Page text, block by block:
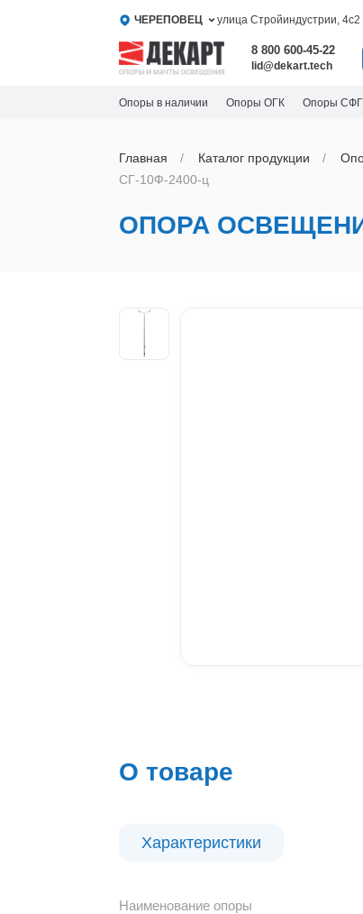
ЧЕРЕПОВЕЦ улица Стройиндустрии, 4с2
8 800 600-45-22
lid@dekart.tech
Опоры в наличии Опоры ОГК Опоры СФГ
Главная Каталог продукции
СГ-10Ф-2400-ц
ОПОРА
О товаре
Характеристики
Наименование опоры